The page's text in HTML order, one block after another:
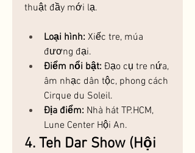
thuật đầy mới lạ.
Loại hình: Xiếc tre, múa
đương đại.
Điểm nổi bật: Đạo cụ tre nứa,
âm nhạc dân tộc, phong cách
Cirque du Soleil.
Địa điểm: Nhà hát TP.HCM,
Lune Center Hội An.
4. Teh Dar Show (Hội